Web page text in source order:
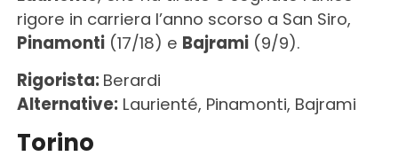
rigore in carriera l’anno scorso a San Siro,
Pinamonti(17/18) e Bajrami(9/9).
Rigorista: Berardi
Alternative:Laurienté, Pinamonti, Bajrami
Torino